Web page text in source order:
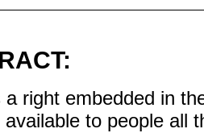
a right embedded in
to people all